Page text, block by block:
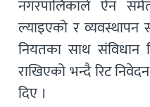
नगरपालिकाले ऐन
ल्याइएको र व्यवस्थापन
नियतका साथ संविधान
राखिएको भन्दै रिट
दिए ।